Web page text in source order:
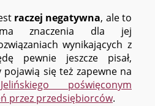
raczej negatywna, ale to
znaczenia dla jej
wynikających z
pewnie jeszcze pisał,
się też zapewne na
poświęconym
przez przedsiębiorców.